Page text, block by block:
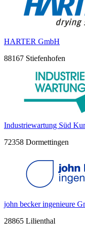
HARTER GmbH
88167 Stiefenhofen
Industriewartung Süd
72358 Dormettingen
john becker ingenieure
28865 Lilienthal